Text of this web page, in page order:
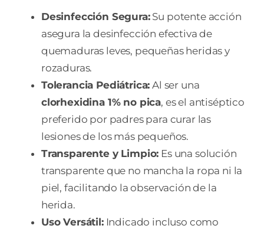
Desinfección Segura:Su potente acción
asegura la desinfección efectiva de
quemaduras leves, pequeñas heridas y
rozaduras.
Tolerancia Pediátrica: Al ser una
clorhexidina 1% no pica, es el antiséptico
preferido por padres para curar las
lesiones de los más pequeños.
Transparente y Limpio: Es una solución
transparente que no mancha la ropa ni la
piel, facilitando la observación de la
herida.
Uso Versátil:Indicado incluso como